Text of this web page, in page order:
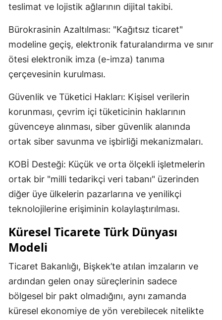
teslimat ve lojistik ağlarının dijital takibi.
Bürokrasinin Azaltılması: "Kağıtsız ticaret"
modeline geçiş, elektronik faturalandırma ve sınır
ötesi elektronik imza (e-imza) tanıma
çerçevesinin kurulması.
Güvenlik ve Tüketici Hakları: Kişisel verilerin
korunması, çevrim içi tüketicinin haklarının
güvenceye alınması, siber güvenlik alanında
ortak siber savunma ve işbirliği mekanizmaları.
KOBİ Desteği: Küçük ve orta ölçekli işletmelerin
ortak bir "milli tedarikçi veri tabanı" üzerinden
diğer üye ülkelerin pazarlarına ve yenilikçi
teknolojilerine erişiminin kolaylaştırılması.
Küresel Ticarete Türk Dünyası
Modeli
Ticaret Bakanlığı, Bişkek’te atılan imzaların ve
ardından gelen onay süreçlerinin sadece
bölgesel bir pakt olmadığını, aynı zamanda
küresel ekonomiye de yön verebilecek nitelikte